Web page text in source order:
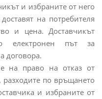
и избраните от него
на потребителя
и цена. Доставчикът
електронен път за
договора.
на право на отказ от
разходите по връщането
и избраните от